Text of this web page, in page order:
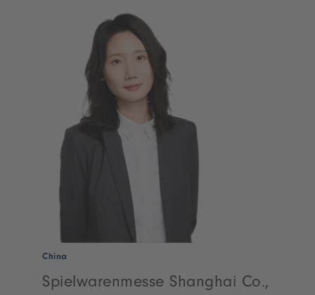
China
Spielwarenmesse Shanghai Co.,